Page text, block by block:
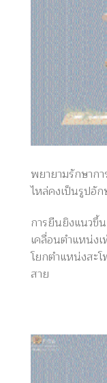
พยายามรักษากา
ไหล่คงเป็นรูปอัก
การยืนยิงแนว
เคลื่อนตำแหน่งเ
โยกตำแหน่งสะ
สาย